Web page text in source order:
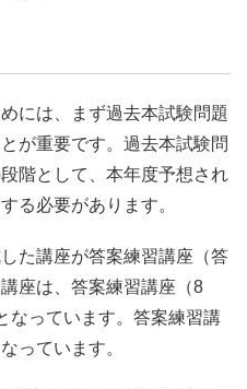
には、まず過去本試験問題
が重要です。過去本試験問
階として、本年度予想され
る必要があります。
た講座が答案練習講座（答
座は、答案練習講座（8
なっています。答案練習講
っています。